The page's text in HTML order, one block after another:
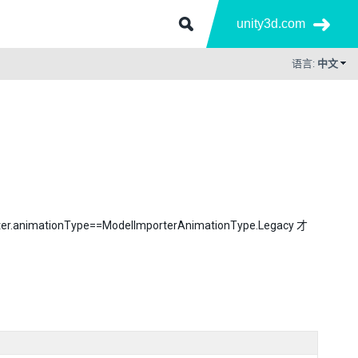
unity3d.com
语言: 中文
才